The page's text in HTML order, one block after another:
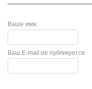
Ваше имя:
не публикуется
Ваш E-mail: